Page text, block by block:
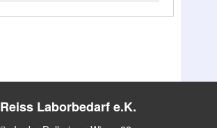
Reiss Laborbedarf e.K.